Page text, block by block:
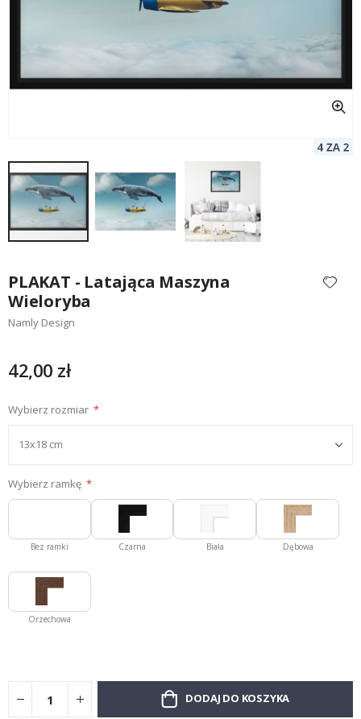
początek
galerii
PLAKAT - Latająca Maszyna
Wieloryba
Namly Design
42,00 zł
Wybierz rozmiar
Wybierz ramkę
Bez ramki Czarna Biała Dębowa
Orzechowa
DODAJ DO KOSZYKA